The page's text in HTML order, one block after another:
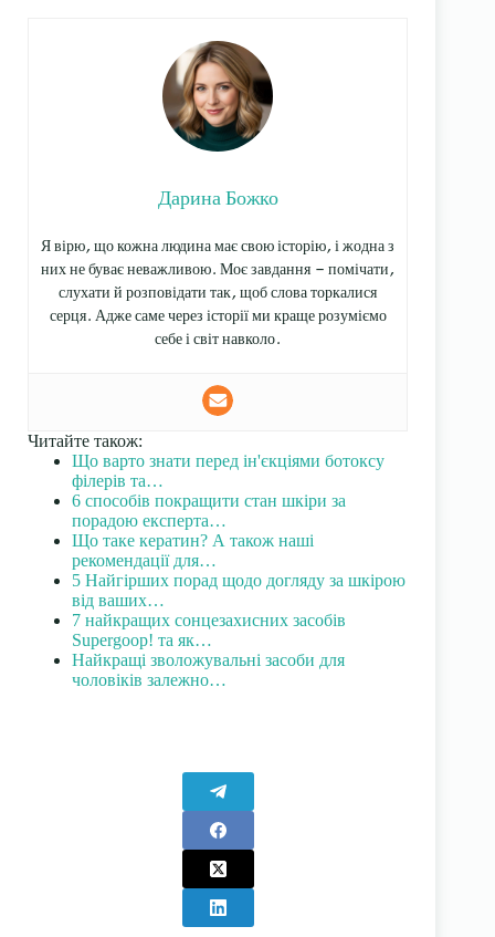
Дарина Божко
Я вірю, що кожна людина має свою історію, і жодна з
них не буває неважливою. Моє завдання — помічати,
слухати й розповідати так, щоб слова торкалися
серця. Адже саме через історії ми краще розуміємо
себе і світ навколо.
Читайте також:
Що варто знати перед ін'єкціями ботоксу
філерів та…
6 способів покращити стан шкіри за
порадою експерта…
Що таке кератин? А також наші
рекомендації для…
5 Найгірших порад щодо догляду за шкірою
від ваших…
7 найкращих сонцезахисних засобів
Supergoop! та як…
Найкращі зволожувальні засоби для
чоловіків залежно…